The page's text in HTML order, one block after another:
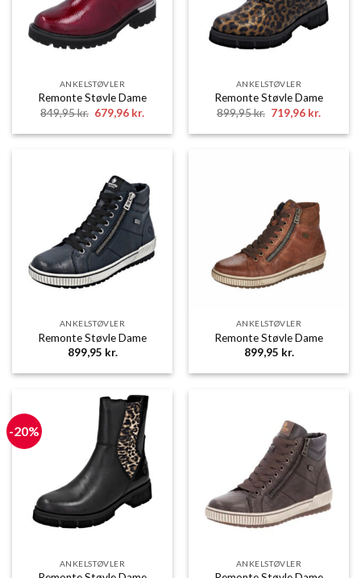
ANKELSTØVLER
Remonte Støvle Dame
849,95kr. Den
oprindelige
pris
679,96 kr.
pris
ANKELSTØVLER
Remonte Støvle Dame
899,95kr. Den
oprindelige
pris
719,96 kr.
pris
ANKELSTØVLER
Remonte Støvle Dame
899,95 kr.
ANKELSTØVLER
Remonte Støvle Dame
899,95 kr.
-20%
ANKELSTØVLER ANKELSTØVLER